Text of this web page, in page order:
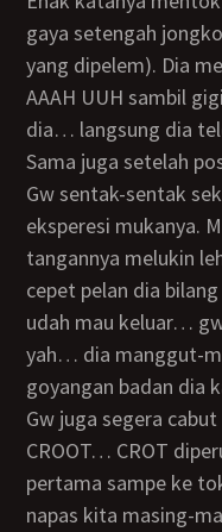
gaya setengah
yang dipelem). Dia
AAAH UUH sambil
dia… langsung dia
Sama juga setelah
gw sentak-sentak sekali-sekali sambil ngelihatin
eksperesi mukanya.
tangannya melukin
cepet pelan dia
udah mau keluar…
yah… dia manggut-
goyangan badan dia
gw juga segera cabut dan langsung CROOOOT…
CROOT… CROT
pertama sampe ke
napas kita masing-